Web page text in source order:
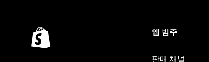
앱 범주
판매 채널